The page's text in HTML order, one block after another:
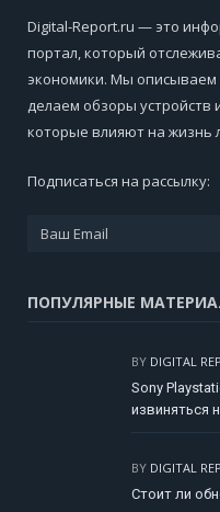
Digital-Report.ru — это
портал, который
экономики. Мы описываем
делаем обзоры устройств
которые влияют на жизнь
Подписаться на рассылку:
ПОПУЛЯРНЫЕ
BY DIGITAL
Sony
извиняться
BY DIGITAL
Стоит ли